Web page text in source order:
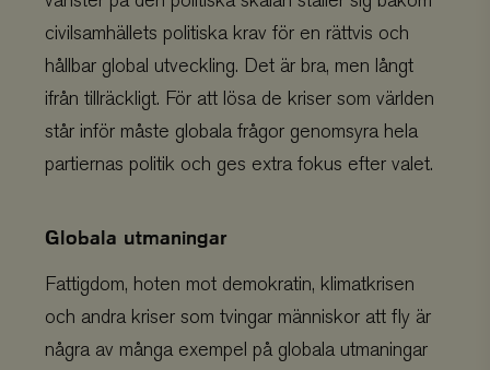
civilsamhällets politiska krav för en rättvis och
hållbar global utveckling. Det är bra, men långt
ifrån tillräckligt. För att lösa de kriser som världen
står inför måste globala frågor genomsyra hela
partiernas politik och ges extra fokus efter valet.
Globala utmaningar
Fattigdom, hoten mot demokratin, klimatkrisen
och andra kriser som tvingar människor att fly är
några av många exempel på globala utmaningar